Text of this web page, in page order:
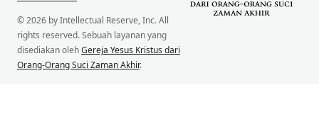
© 2026 by Intellectual Reserve, Inc. All
rights reserved. Sebuah layanan yang
disediakan olehGereja Yesus Kristus dari
Orang-Orang Suci Zaman Akhir.